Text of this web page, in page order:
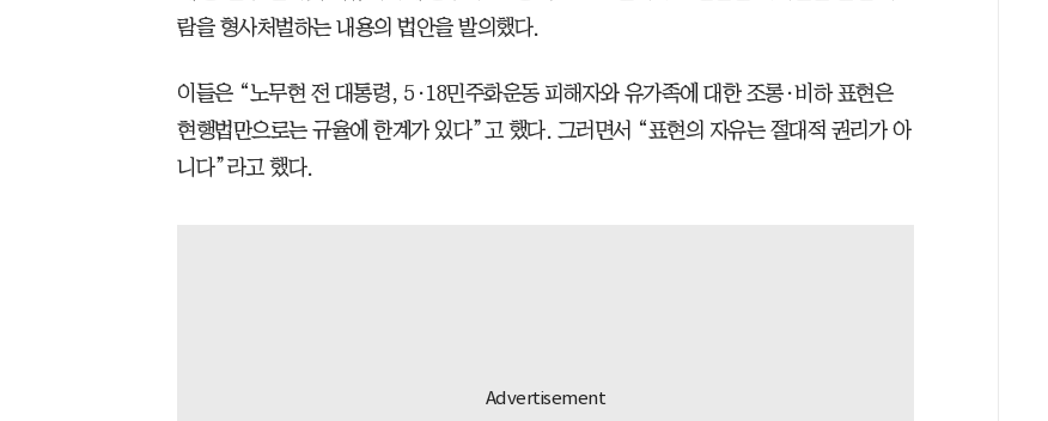
람을 형사처벌하는 내용의 법안을 발의했다.
이들은 “노무현 전 대통령, 5·18민주화운동 피해자와 유가족에 대한 조롱·비하 표현은
현행법만으로는 규율에 한계가 있다”고 했다. 그러면서 “표현의 자유는 절대적 권리가 아
니다”라고 했다.